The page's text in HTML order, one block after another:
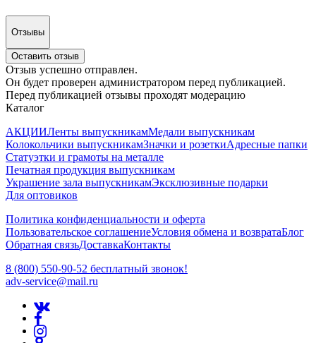
Отзывы
Оставить отзыв
Отзыв успешно отправлен.
Он будет проверен администратором перед публикацией.
Перед публикацией отзывы проходят модерацию
Каталог
АКЦИИЛенты выпускникамМедали выпускникам
Колокольчики выпускникамЗначки и розеткиАдресные папки
Статуэтки и грамоты на металле
Печатная продукция выпускникам
Украшение зала выпускникамЭксклюзивные подарки
Для оптовиков
Политика конфиденциальности и оферта
Пользовательское соглашениеУсловия обмена и возвратаБлог
Обратная связьДоставкаКонтакты
8 (800) 550-90-52 бесплатный звонок!
adv-service@mail.ru